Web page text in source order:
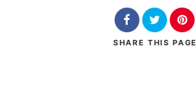
Search
SHARE THIS PAGE